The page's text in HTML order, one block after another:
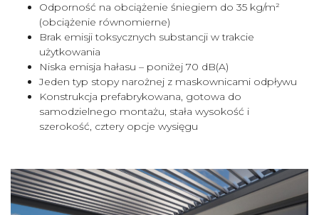
Odporność na obciążenie śniegiem do 35 kg/m²
(obciążenie równomierne)
Brak emisji toksycznych substancji w trakcie
użytkowania
Niska emisja hałasu – poniżej 70 dB(A)
Jeden typ stopy narożnej z maskownicami odpływu
Konstrukcja prefabrykowana, gotowa do
samodzielnego montażu, stała wysokość i
szerokość, cztery opcje wysięgu